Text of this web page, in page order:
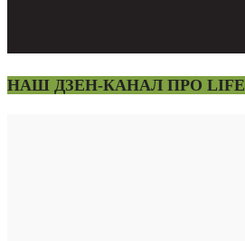
НАШ ДЗЕН-КАНАЛ ПРО